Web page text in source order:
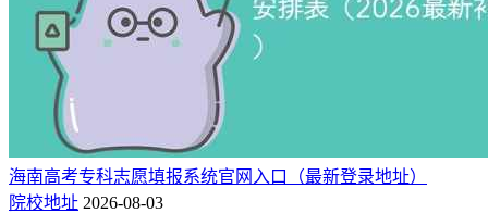
海南高考专科志愿填报系统官网入口（最新登录地址）
院校地址 2026-08-03